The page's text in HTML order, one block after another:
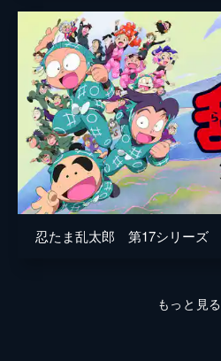
忍たま乱太郎 第17シリーズ
もっと見る